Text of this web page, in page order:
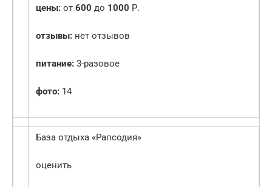
цены: от 600 до 1000 Р.
отзывы: нет отзывов
питание: 3-разовое
фото: 14
База отдыха «Рапсодия»
оценить